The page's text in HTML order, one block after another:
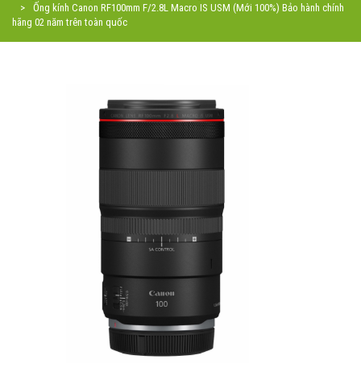
Ống kính Canon RF100mm F/2.8L Macro IS USM (Mới 100%) Bảo hành chính
hãng 02 năm trên toàn quốc